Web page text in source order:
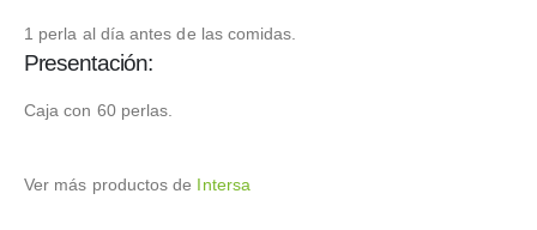
1 perla al día antes de las comidas.
Presentación:
Caja con 60 perlas.
Ver más productos de Intersa